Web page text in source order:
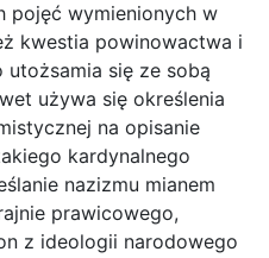
pojęć wymienionych w
kwestia powinowactwa i
się ze sobą
używa się określenia
na opisanie
kardynalnego
nazizmu mianem
prawicowego,
z ideologii narodowego